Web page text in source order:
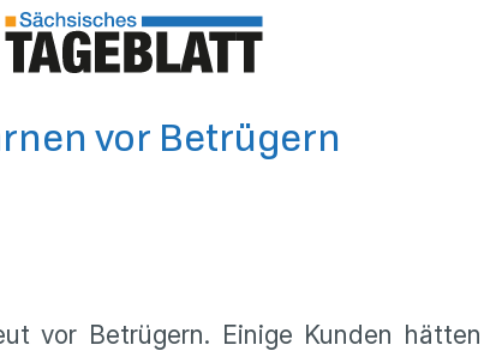
vor Betrügern
vor Betrügern. Einige Kunden